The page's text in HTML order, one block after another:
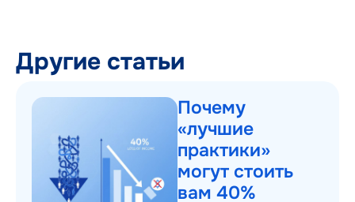
Другие статьи
Почему
«лучшие
практики»
могут стоить
вам 40%